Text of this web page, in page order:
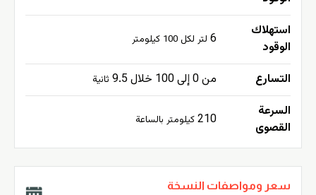
استهلاك
الوقود
6 لتر لكل 100 كيلومتر
التسارع من 0 إلى 100 خلال 9.5 ثانية
السرعة
القصوى
210 كيلومتر بالساعة
سعر ومواصفات النسخة